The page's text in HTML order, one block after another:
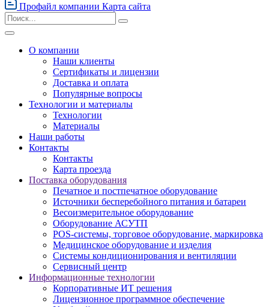
Профайл компании Карта сайта
О компании
Наши клиенты
Сертификаты и лицензии
Доставка и оплата
Популярные вопросы
Технологии и материалы
Технологии
Материалы
Наши работы
Контакты
Контакты
Карта проезда
Поставка оборудования
Печатное и постпечатное оборудование
Источники бесперебойного питания и батареи
Весоизмерительное оборудование
Оборудование АСУТП
POS-системы, торговое оборудование, маркировка
Медицинское оборудование и изделия
Системы кондиционирования и вентиляции
Сервисный центр
Информационные технологии
Корпоративные ИТ решения
Лицензионное программное обеспечение